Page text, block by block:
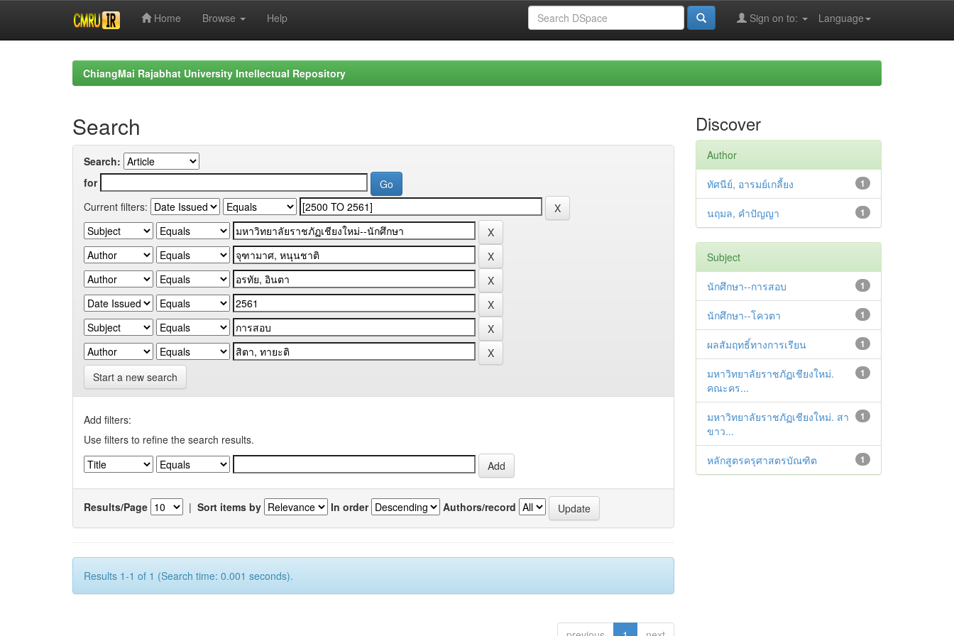
Home Browse Help Language
Sign on to:
ChiangMai Rajabhat University Intellectual Repository
Search
Search:
for
Current filters:
Start a new search
Add filters:
Use filters to refine the search results.
Results/Page | Sort items by In order Authors/record
Results 1-1 of 1 (Search time: 0.001 seconds).
Discover
Author
1
ทัศนีย์, อารมย์เกลี้ยง
1
นฤมล, คำปัญญา
Subject
1
นักศึกษา--การสอบ
1
นักศึกษา--โควตา
1
ผลสัมฤทธิ์ทางการเรียน
1
มหาวิทยาลัยราชภัฏเชียงใหม่.
คณะคร...
1
มหาวิทยาลัยราชภัฏเชียงใหม่. สา
ขาว...
1
หลักสูตรครุศาสตรบัณฑิต